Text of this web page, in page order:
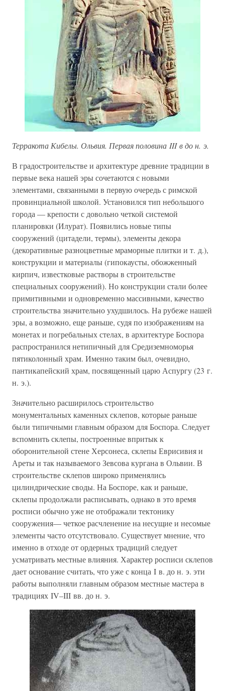
Терракота Кибелы. Ольвия. Первая половина III в до н. э.
В градостроительстве и архитектуре древние традиции в
первые века нашей эры сочетаются с новыми
элементами, связанными в первую очередь с римской
провинциальной школой. Установился тип небольшого
города — крепости с довольно четкой системой
планировки (Илурат). Появились новые типы
сооружений (цитадели, термы), элементы декора
(декоративные разноцветные мраморные плитки и т. д.),
конструкции и материалы (гипокаусты, обожженный
кирпич, известковые растворы в строительстве
специальных сооружений). Но конструкции стали более
примитивными и одновременно массивными, качество
строительства значительно ухудшилось. На рубеже нашей
эры, а возможно, еще раньше, судя по изображениям на
монетах и погребальных стелах, в архитектуре Боспора
распространился нетипичный для Средиземноморья
пятиколонный храм. Именно таким был, очевидно,
пантикапейский храм, посвященный царю Аспургу (23 г.
н. э.).
Значительно расширилось строительство
монументальных каменных склепов, которые раньше
были типичными главным образом для Боспора. Следует
вспомнить склепы, построенные впритык к
оборонительной стене Херсонеса, склепы Еврисивия и
Ареты и так называемого Зевсова кургана в Ольвии. В
строительстве склепов широко применялись
цилиндрические своды. На Боспоре, как и раньше,
склепы продолжали расписывать, однако в это время
росписи обычно уже не отображали тектонику
сооружения— четкое расчленение на несущие и несомые
элементы часто отсутствовало. Существует мнение, что
именно в отходе от ордерных традиций следует
усматривать местные влияния. Характер росписи склепов
дает основание считать, что уже с конца I в. до н. э. эти
работы выполняли главным образом местные мастера в
традициях IV–III вв. до н. э.